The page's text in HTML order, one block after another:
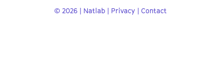
© 2026 | Natlab | Privacy | Contact